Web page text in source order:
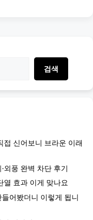
검색
접 신어보니 브라운 이래
외풍 완벽 차단 후기
열 효과 이게 맞나요
어봤더니 이렇게 됩니